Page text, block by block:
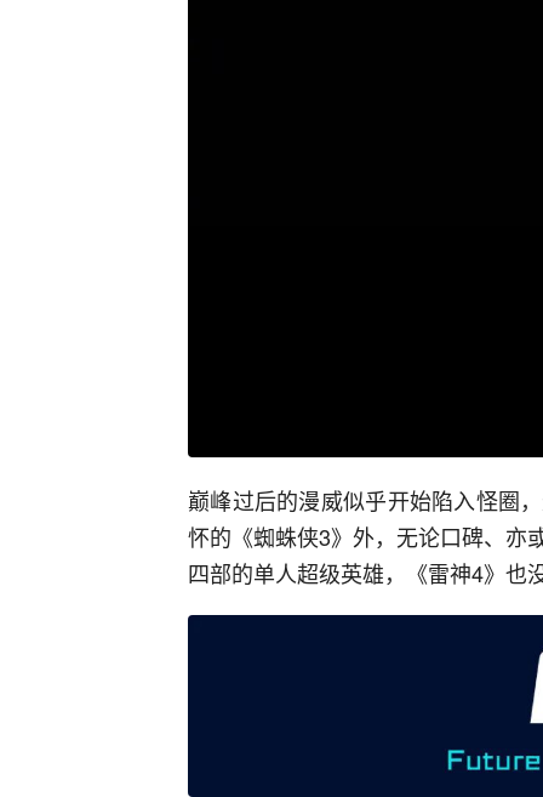
巅峰过后的漫威似乎开始陷入怪圈
怀的《蜘蛛侠3》外，无论口碑、亦
四部的单人超级英雄，《雷神4》也